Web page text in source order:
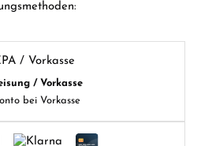
/ Vorkasse
bei Vorkasse